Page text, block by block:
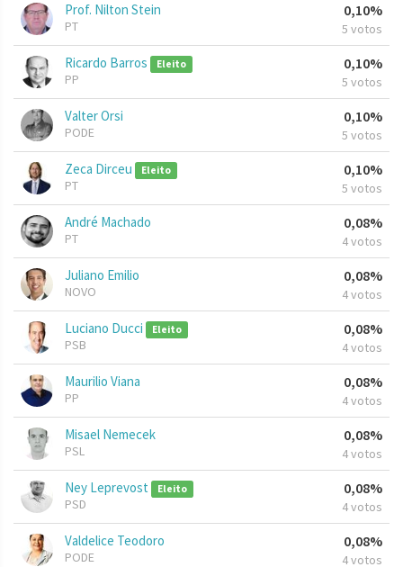
Prof. Nilton Stein
PT
0,10%
5 votos
Ricardo Barros Eleito
PP
0,10%
5 votos
Valter Orsi
PODE
0,10%
5 votos
Zeca Dirceu Eleito
PT
0,10%
5 votos
André Machado
PT
0,08%
4 votos
Juliano Emilio
NOVO
0,08%
4 votos
Luciano Ducci Eleito
PSB
0,08%
4 votos
Maurilio Viana
PP
0,08%
4 votos
Misael Nemecek
PSL
0,08%
4 votos
Ney Leprevost Eleito
PSD
0,08%
4 votos
Valdelice Teodoro
PODE
0,08%
4 votos